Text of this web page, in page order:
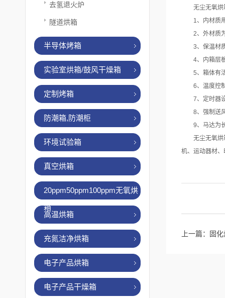
去氢退火炉
隧道烘箱
半导体烤箱
实验室烘箱/鼓风干燥箱
定制烤箱
防潮箱,防潮柜
环境试验箱
真空烘箱
20ppm50ppm100ppm无氧烘
箱
高温烘箱
充氮洁净烘箱
电子产品烘箱
电子产品干燥箱
无尘无氧烘
1、内材质用
2、外材质为
3、保温材质
4、内箱层板
5、箱体有活
6、温度控制
7、定时器设
8、强制送
9、马达为长
无尘无氧烘箱
机、运动器材
上一篇： 固